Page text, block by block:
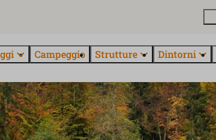
Campeggio Strutture Dintorni